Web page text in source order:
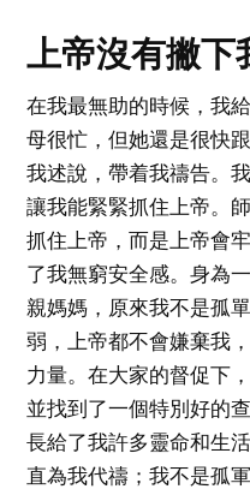
上帝沒有撇下
在我最無助的時候，我
母很忙，但她還是很快
我述說，帶着我禱告。
讓我能緊緊抓住上帝。
抓住上帝，而是上帝會
了我無窮安全感。身為
親媽媽，原來我不是孤
弱，上帝都不會嫌棄我
力量。在大家的督促下
並找到了一個特別好的
長給了我許多靈命和生
直為我代禱；我不是孤軍